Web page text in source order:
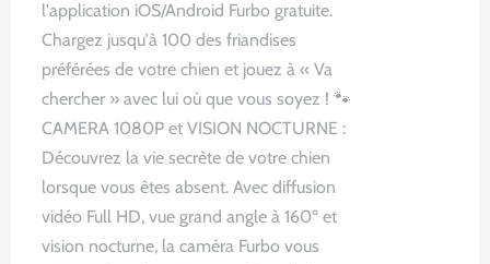
l'application iOS/Android Furbo gratuite.
Chargez jusqu'à 100 des friandises
préférées de votre chien et jouez à « Va
chercher » avec lui où que vous soyez ! 🐾
CAMERA 1080P et VISION NOCTURNE :
Découvrez la vie secrète de votre chien
lorsque vous êtes absent. Avec diffusion
vidéo Full HD, vue grand angle à 160º et
vision nocturne, la caméra Furbo vous